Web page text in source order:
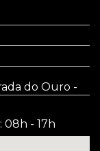
do Ouro -
08h - 17h